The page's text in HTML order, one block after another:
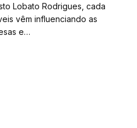
Lobato Rodrigues, cada
vêm influenciando as
e…